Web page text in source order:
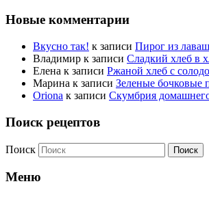
Новые комментарии
Вкусно так! к записи Пирог из
Владимир к записи Сладкий хлеб в
Елена к записи Ржаной хлеб с
Марина к записи Зеленые бочковые
Oriona к записи Скумбрия
Поиск рецептов
Поиск
Меню